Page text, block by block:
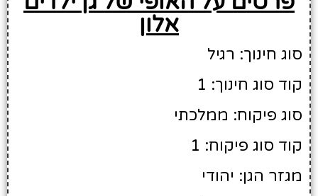
אלון
סוג חינוך: רגיל
קוד סוג חינוך: 1
סוג פיקוח: ממלכתי
קוד סוג פיקוח: 1
מגזר הגן: יהודי